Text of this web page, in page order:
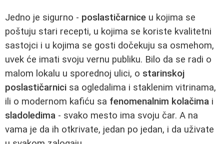
Jedno je sigurno - poslastičarnice u kojima se
poštuju stari recepti, u kojima se koriste kvalitetni
sastojci i u kojima se gosti dočekuju sa osmehom,
uvek će imati svoju vernu publiku. Bilo da se radi o
malom lokalu u sporednoj ulici, o starinskoj
poslastičarnici sa ogledalima i staklenim vitrinama,
ili o modernom kafiću sa fenomenalnim kolačima i
sladoledima - svako mesto ima svoju čar. A na
vama je da ih otkrivate, jedan po jedan, i da uživate